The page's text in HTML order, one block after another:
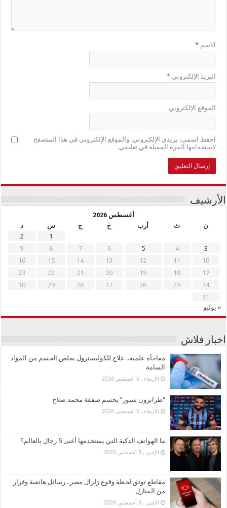
الاسم*
البريد الإلكتروني*
الموقع الإلكتروني
احفظ اسمي، بريدي الإلكتروني، والموقع الإلكتروني في هذا المتصفح
لاستخدامها المرة المقبلة في تعليقي.
الأرشيف
أغسطس 2026
ن
ث أرب خ ج س
د
1
2
3
4
5
6
7
8
9
10
11
12
13
14
15
16
17
18
19
20
21
22
23
24
25
26
27
28
29
30
31
« يوليو
اخبار فلاش
مفاجأة علمية.. علاج للكوليسترول يخلص الجسم من المواد
السامة
الأربعاء , 5 أغسطس 2026
“طرابزون سبور” يحسم صفقة محمد صلاح
الأربعاء , 5 أغسطس 2026
ما الهواتف الذكية التي يستخدمها أغنى 5 رجال بالعالم؟
الإثنين , 3 أغسطس 2026
مقاطع توثق لحظة وقوع زلزال مصر.. رسائل هاتفية وفرار
من المنازل
الإثنين , 3 أغسطس 2026